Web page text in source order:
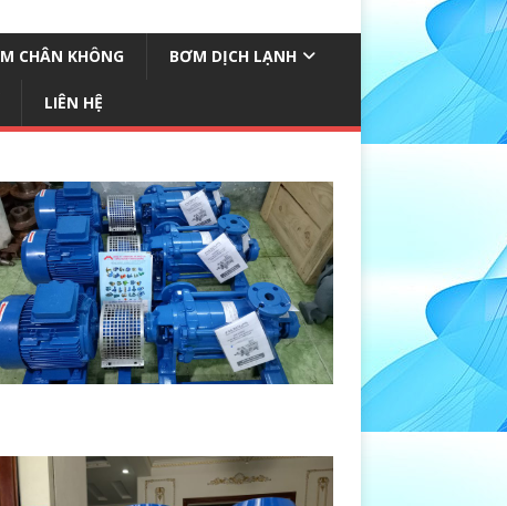
CHÂN KHÔNG BƠM DỊCH LẠNH
LIÊN HỆ